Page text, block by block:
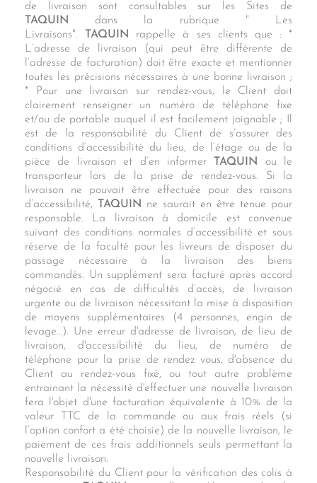
de livraison sont consultables sur les Sites de
TAQUIN
dans la rubrique " Les
Livraisons".
TAQUIN
rappelle à ses clients que : *
L’adresse de livraison (qui peut être différente de
l’adresse de facturation) doit être exacte et mentionner
toutes les précisions nécessaires à une bonne livraison ;
* Pour une livraison sur rendez-vous, le Client doit
clairement renseigner un numéro de téléphone fixe
et/ou de portable auquel il est facilement joignable ; Il
est de la responsabilité du Client de s’assurer des
conditions d’accessibilité du lieu, de l’étage ou de la
pièce de livraison et d’en informer
TAQUIN
ou le
transporteur lors de la prise de rendez-vous. Si la
livraison ne pouvait être effectuée pour des raisons
d’accessibilité,
TAQUIN
ne saurait en être tenue pour
responsable. La livraison à domicile est convenue
suivant des conditions normales d’accessibilité et sous
réserve de la faculté pour les livreurs de disposer du
passage nécessaire à la livraison des biens
commandés. Un supplément sera facturé après accord
négocié en cas de difficultés d’accès, de livraison
urgente ou de livraison nécessitant la mise à disposition
de moyens supplémentaires (4 personnes, engin de
levage…). Une erreur d'adresse de livraison, de lieu de
livraison, d'accessibilité du lieu, de numéro de
téléphone pour la prise de rendez vous, d'absence du
Client au rendez-vous fixé, ou tout autre problème
entrainant la nécessité d'effectuer une nouvelle livraison
fera l'objet d'une facturation équivalente à 10% de la
valeur TTC de la commande ou aux frais réels (si
l’option confort a été choisie) de la nouvelle livraison, le
paiement de ces frais additionnels seuls permettant la
nouvelle livraison.
Responsabilité du Client pour la vérification des colis à